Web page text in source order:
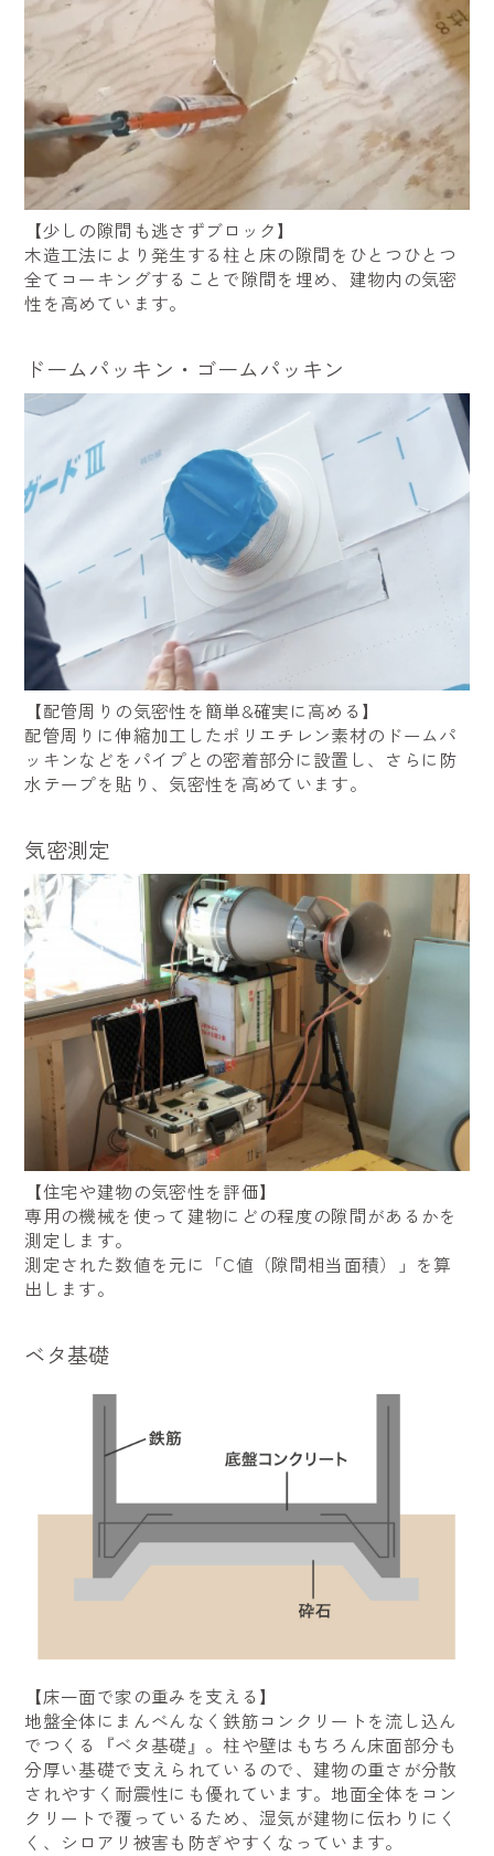
【少しの隙間も逃さずブロック】
木造工法により発生する柱と床の隙間をひとつひとつ
全てコーキングすることで隙間を埋め、建物内の気密
性を高めています。
ドームパッキン・ゴームパッキン
【配管周りの気密性を簡単&確実に高める】
配管周りに伸縮加工したポリエチレン素材のドームパ
ッキンなどをパイプとの密着部分に設置し、さらに防
水テープを貼り、気密性を高めています。
気密測定
【住宅や建物の気密性を評価】
専用の機械を使って建物にどの程度の隙間があるかを
測定します。
測定された数値を元に「C値（隙間相当面積）」を算
出します。
ベタ基礎
【床一面で家の重みを支える】
地盤全体にまんべんなく鉄筋コンクリートを流し込ん
でつくる『ベタ基礎』。柱や壁はもちろん床面部分も
分厚い基礎で支えられているので、建物の重さが分散
されやすく耐震性にも優れています。地面全体をコン
クリートで覆っているため、湿気が建物に伝わりにく
く、シロアリ被害も防ぎやすくなっています。